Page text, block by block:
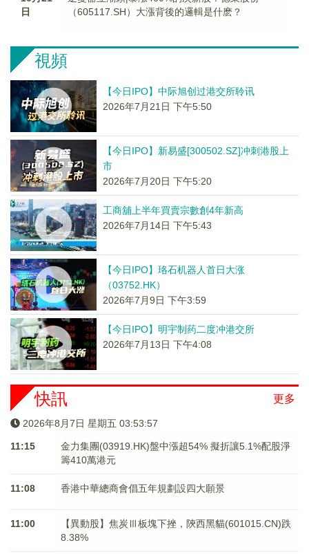
日
（605117.SH）大漲背後的邏輯是什麽？
視頻
【今日IPO】中际旭创过港交所聆讯
2026年7月21日 下午5:50
【今日IPO】新易盛[300502.SZ]冲刺港股上
市
2026年7月20日 下午5:20
工商舖上半年買賣宗數創4年新高
2026年7月14日 下午5:43
【今日IPO】珞石机器人首日大涨
（03752.HK）
2026年7月9日 下午3:59
【今日IPO】明宇制药二度冲港交所
2026年7月13日 下午4:08
更多
快訊
2026年8月7日 星期五 03:53:57
11:15
金力集團(03919.HK)盤中漲超54% 擬折讓5.1%配股淨
籌410萬港元
11:08 香港中華總商會倡五年規劃設四大願景
11:00
【異動股】焦炭Ⅲ板塊下挫，陝西黑貓(601015.CN)跌
8.38%